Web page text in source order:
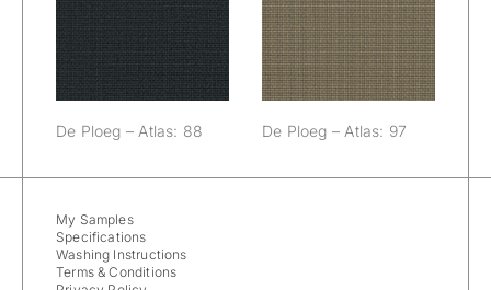
Atlas: 88
De Ploeg – Atlas: 88
Atlas: 97
De Ploeg – Atlas: 97
My Samples
Specifications
Washing Instructions
Terms & Conditions